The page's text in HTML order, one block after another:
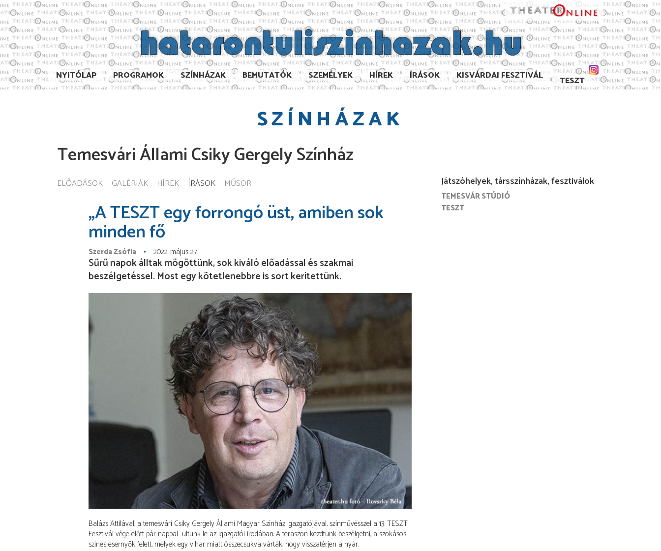
NYITÓLAP PROGRAMOK SZÍNHÁZAK BEMUTATÓK SZEMÉLYEK HÍREK ÍRÁSOK KISVÁRDAI FESZTIVÁL TESZT
SZÍNHÁZAK
Temesvári Állami Csiky Gergely Színház
ELŐADÁSOK GALÉRIÁK HÍREK ÍRÁSOK MŰSOR
„A TESZT egy forrongó üst, amiben sok
minden fő
Szerda Zsófia 2022. május 27.
Sűrű napok álltak mögöttünk, sok kiváló előadással és szakmai
beszélgetéssel. Most egy kötetlenebbre is sort kerítettünk.
Balázs Attilával, a temesvári Csiky Gergely Állami Magyar Színház igazgatójával, színművésszel a 13. TESZT
Fesztivál vége előtt pár nappal ültünk le az igazgatói irodában. A teraszon kezdtünk beszélgetni, a szokásos
színes esernyők felett, melyek egy vihar miatt összecsukva várták, hogy visszatérjen a nyár.
Játszóhelyek, társszínházak, fesztiválok
TEMESVÁR STÚDIÓ
TESZT